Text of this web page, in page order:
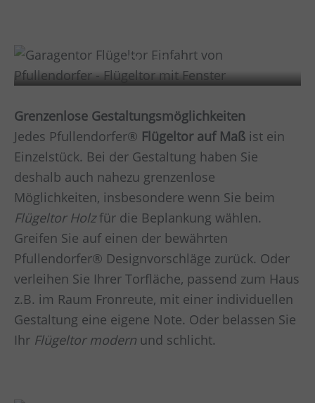
Design
Grenzenlose Gestaltungsmöglichkeiten
Jedes Pfullendorfer® Flügeltor auf Maß ist ein
Einzelstück. Bei der Gestaltung haben Sie
deshalb auch nahezu grenzenlose
Möglichkeiten, insbesondere wenn Sie beim
Flügeltor Holzfür die Beplankung wählen.
Greifen Sie auf einen der bewährten
Pfullendorfer® Designvorschläge zurück. Oder
verleihen Sie Ihrer Torfläche, passend zum Haus
z.B. im Raum Fronreute, mit einer individuellen
Gestaltung eine eigene Note. Oder belassen Sie
Ihr Flügeltor modern und schlicht.